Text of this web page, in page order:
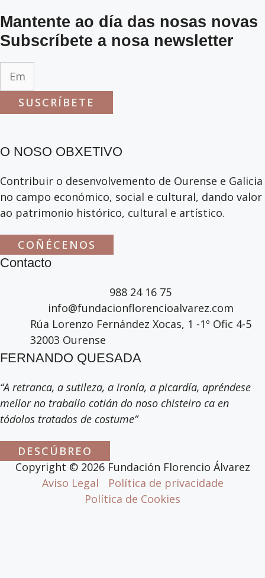
Mantente ao día das nosas novas
Subscríbete a nosa newsletter
SUSCRÍBETE
O NOSO OBXETIVO
Contribuir o desenvolvemento de Ourense e Galicia
no campo económico, social e cultural, dando valor
ao patrimonio histórico, cultural e artístico.
COÑÉCENOS
Contacto
988 24 16 75
info@fundacionflorencioalvarez.com
Rúa Lorenzo Fernández Xocas, 1 -1º Ofic 4-5
32003 Ourense
FERNANDO QUESADA
“A retranca, a sutileza, a ironía, a picardía, apréndese
mellor no traballo cotián do noso chisteiro ca en
tódolos tratados de costume”
DESCÚBREO
Copyright © 2026Fundación Florencio Álvarez
Aviso Legal
Política de privacidade
Política de Cookies